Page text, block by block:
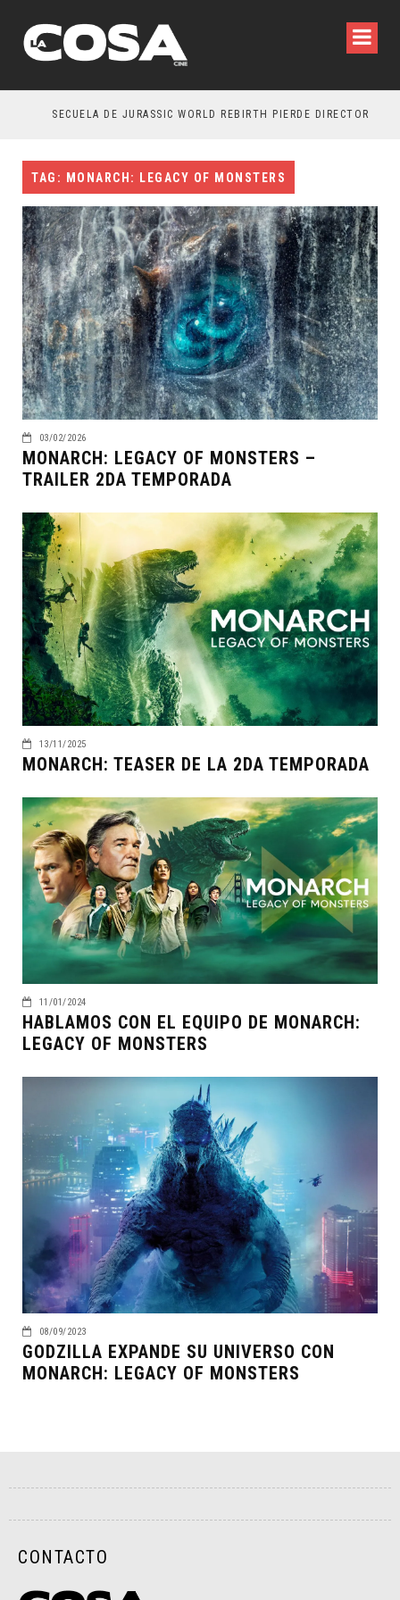
SECUELA DE JURASSIC WORLD REBIRTH PIERDE DIRECTOR
TAG: MONARCH: LEGACY OF MONSTERS
03/02/2026
MONARCH: LEGACY OF MONSTERS –
TRAILER 2DA TEMPORADA
13/11/2025
MONARCH: TEASER DE LA 2DA TEMPORADA
11/01/2024
HABLAMOS CON EL EQUIPO DE MONARCH:
LEGACY OF MONSTERS
08/09/2023
GODZILLA EXPANDE SU UNIVERSO CON
MONARCH: LEGACY OF MONSTERS
CONTACTO